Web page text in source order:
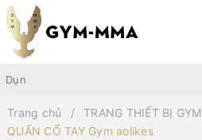
Trang chủ TRANG THIẾT BỊ GYM
QUẤN CỔ TAY Gym aolikes